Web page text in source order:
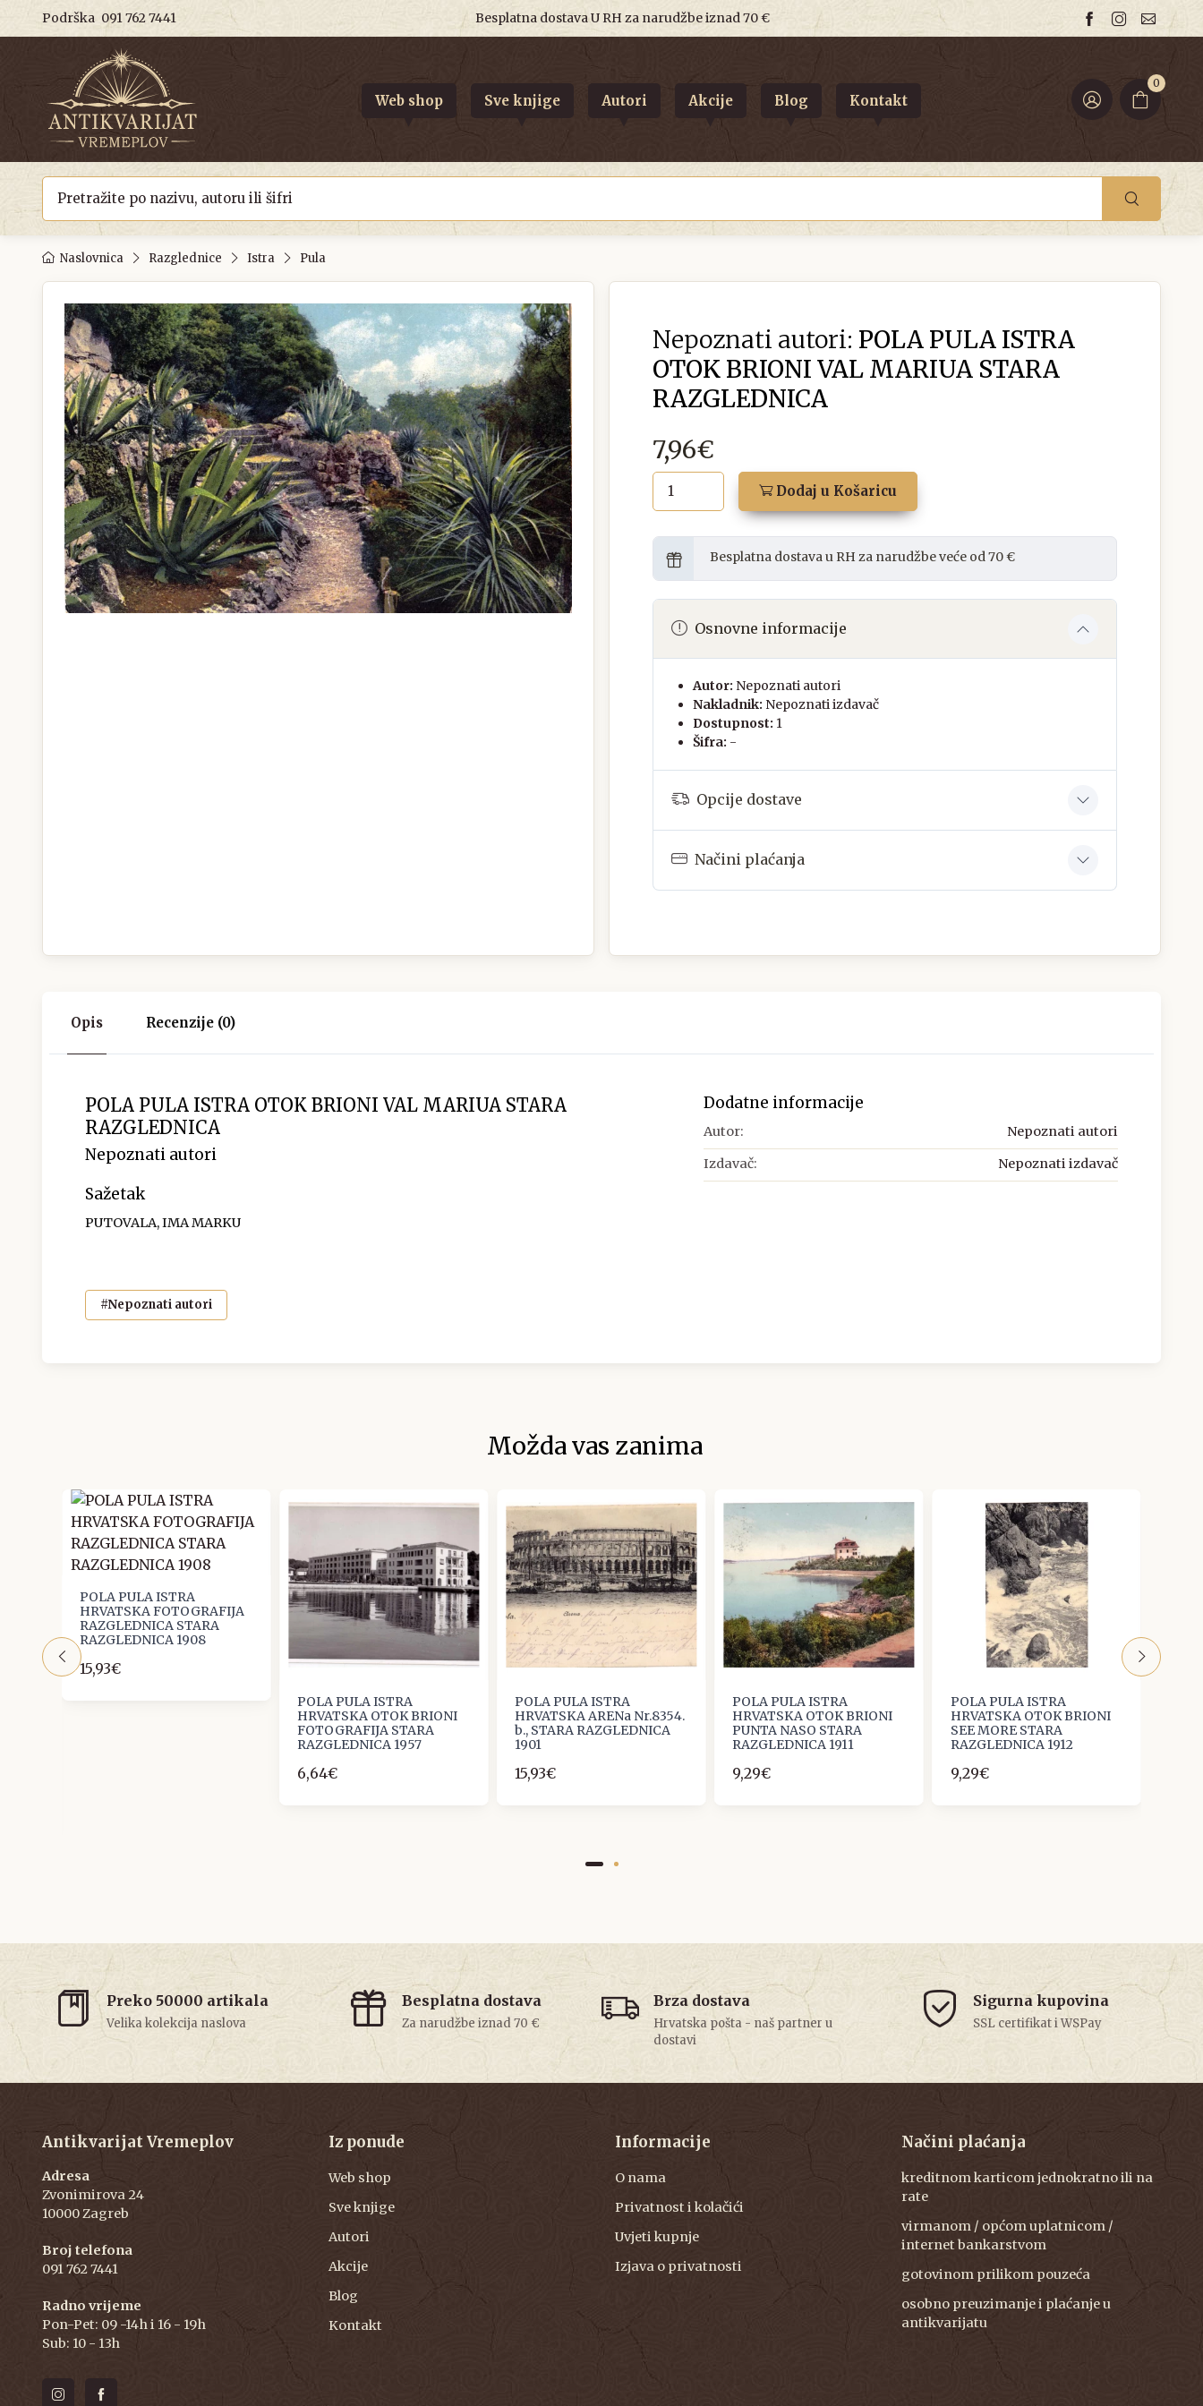
Podrška 091 762 7441 Besplatna dostava U RH za narudžbe iznad 70 €
0
Web shop Sve knjige Autori Akcije Blog Kontakt
Naslovnica Razglednice Istra Pula
Nepoznati autori: POLA PULA ISTRA
OTOK BRIONI VAL MARIUA STARA
RAZGLEDNICA
7,96€
Dodaj u Košaricu
Besplatna dostava u RH za narudžbe veće od 70 €
Osnovne informacije
Autor: Nepoznati autori
Nakladnik: Nepoznati izdavač
Dostupnost: 1
Šifra: -
Opcije dostave
Načini plaćanja
Opis Recenzije (0)
POLA PULA ISTRA OTOK BRIONI VAL MARIUA STARA
RAZGLEDNICA
Nepoznati autori
Sažetak
PUTOVALA, IMA MARKU
#Nepoznati autori
Dodatne informacije
Autor: Nepoznati autori
Izdavač: Nepoznati izdavač
Možda vas zanima
POLA PULA ISTRA
HRVATSKA FOTOGRAFIJA
RAZGLEDNICA STARA
RAZGLEDNICA 1908
15,93€
POLA PULA ISTRA
HRVATSKA OTOK BRIONI
FOTOGRAFIJA STARA
RAZGLEDNICA 1957
6,64€
POLA PULA ISTRA
HRVATSKA ARENa Nr.8354.
b., STARA RAZGLEDNICA
1901
15,93€
POLA PULA ISTRA
HRVATSKA OTOK BRIONI
PUNTA NASO STARA
RAZGLEDNICA 1911
9,29€
POLA PULA ISTRA
HRVATSKA OTOK BRIONI
SEE MORE STARA
RAZGLEDNICA 1912
9,29€
Preko 50000 artikala
Velika kolekcija naslova
Besplatna dostava
Za narudžbe iznad 70 €
Brza dostava
Hrvatska pošta - naš partner u
dostavi
Sigurna kupovina
SSL certifikat i WSPay
Antikvarijat Vremeplov
Adresa
Zvonimirova 24
10000 Zagreb
Broj telefona
091 762 7441
Radno vrijeme
Pon-Pet: 09 -14h i 16 - 19h
Sub: 10 - 13h
Iz ponude
Web shop
Sve knjige
Autori
Akcije
Blog
Kontakt
Informacije
O nama
Privatnost i kolačići
Uvjeti kupnje
Izjava o privatnosti
Načini plaćanja
kreditnom karticom jednokratno ili na
rate
virmanom / općom uplatnicom /
internet bankarstvom
gotovinom prilikom pouzeća
osobno preuzimanje i plaćanje u
antikvarijatu